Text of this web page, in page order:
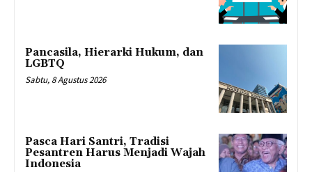
Pancasila, Hierarki Hukum, dan
LGBTQ
Sabtu, 8 Agustus 2026
Pasca Hari Santri, Tradisi
Pesantren Harus Menjadi Wajah
Indonesia